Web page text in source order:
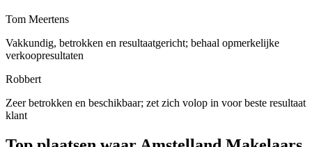
Tom Meertens
Vakkundig, betrokken en resultaatgericht; behaal opmerkelijke
verkoopresultaten
Robbert
Zeer betrokken en beschikbaar; zet zich volop in voor beste resultaat
klant